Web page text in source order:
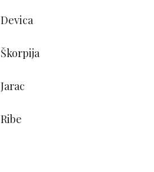
Devica
Škorpija
Jarac
Ribe